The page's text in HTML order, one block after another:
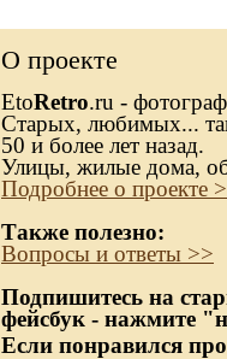
О проекте
EtoRetro.ru -
Старых, любимых...
50 и более лет назад.
Улицы, жилые дома,
Подробнее о проекте
Также полезно:
Вопросы и ответы >>
Подпишитесь на
фейсбук - нажмите
Если понравился